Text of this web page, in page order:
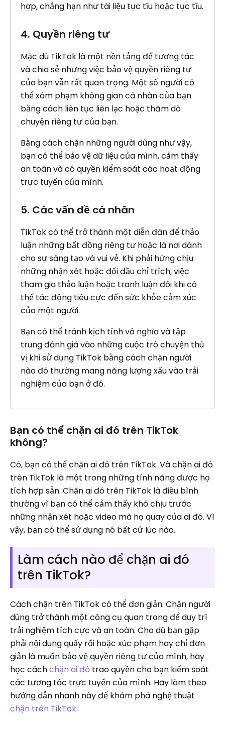
hợp, chẳng hạn như tài liệu tục tĩu hoặc tục tĩu.
4. Quyền riêng tư
Mặc dù TikTok là một nền tảng để tương tác
và chia sẻ nhưng việc bảo vệ quyền riêng tư
của bạn vẫn rất quan trọng. Một số người có
thể xâm phạm không gian cá nhân của bạn
bằng cách liên tục liên lạc hoặc thăm dò
chuyện riêng tư của bạn.
Bằng cách chặn những người dùng như vậy,
bạn có thể bảo vệ dữ liệu của mình, cảm thấy
an toàn và có quyền kiểm soát các hoạt động
trực tuyến của mình.
5. Các vấn đề cá nhân
TikTok có thể trở thành một diễn đàn để thảo
luận những bất đồng riêng tư hoặc là nơi dành
cho sự sáng tạo và vui vẻ. Khi phải hứng chịu
những nhận xét hoặc đối đầu chỉ trích, việc
tham gia thảo luận hoặc tranh luận đôi khi có
thể tác động tiêu cực đến sức khỏe cảm xúc
của một người.
Bạn có thể tránh kịch tính vô nghĩa và tập
trung đánh giá vào những cuộc trò chuyện thú
vị khi sử dụng TikTok bằng cách chặn người
nào đó thường mang năng lượng xấu vào trải
nghiệm của bạn ở đó.
Bạn có thể chặn ai đó trên TikTok
không?
Có, bạn có thể chặn ai đó trên TikTok. Và chặn ai đó
trên TikTok là một trong những tính năng được họ
tích hợp sẵn. Chặn ai đó trên TikTok là điều bình
thường vì bạn có thể cảm thấy khó chịu trước
những nhận xét hoặc video mà họ quay của ai đó. Vì
vậy, bạn có thể sử dụng nó bất cứ lúc nào.
Làm cách nào để chặn ai đó
trên TikTok?
Cách chặn trên TikTok có thể đơn giản. Chặn người
dùng trở thành một công cụ quan trọng để duy trì
trải nghiệm tích cực và an toàn. Cho dù bạn gặp
phải nội dung quấy rối hoặc xúc phạm hay chỉ đơn
giản là muốn bảo vệ quyền riêng tư của mình, hãy
học cáchchặn ai đó trao quyền cho bạn kiểm soát
các tương tác trực tuyến của mình. Hãy làm theo
hướng dẫn nhanh này để khám phá nghệ thuật
chặn trên TikTok: